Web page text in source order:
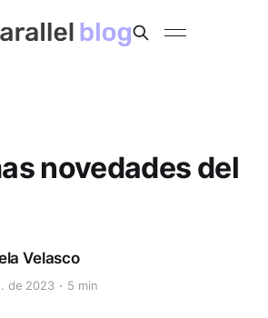
novedades del
Velasco
de 2023 5 min